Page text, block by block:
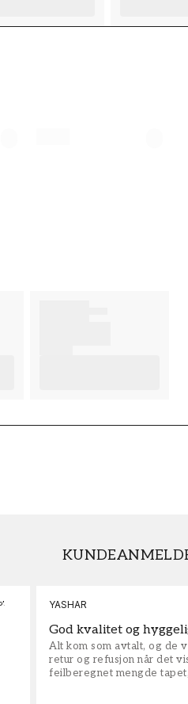
YASHAR
God kvalitet og
Alt kom som avtalt, og de
retur og refusjon når det
feilberegnet mengde